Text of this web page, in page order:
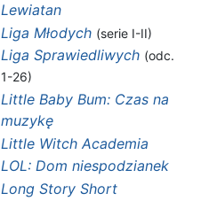
Lewiatan
Liga Młodych (serie I-II)
Liga Sprawiedliwych (odc.
1-26)
Little Baby Bum: Czas na
muzykę
Little Witch Academia
LOL: Dom niespodzianek
Long Story Short